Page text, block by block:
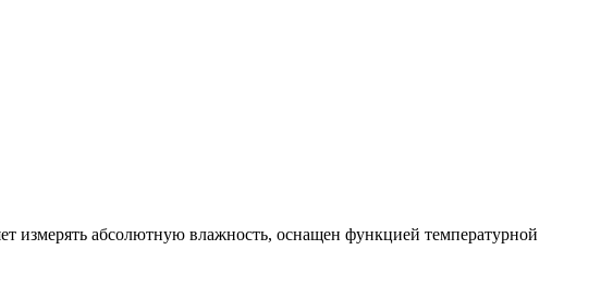
измерять абсолютную влажность, оснащен функцией температурной